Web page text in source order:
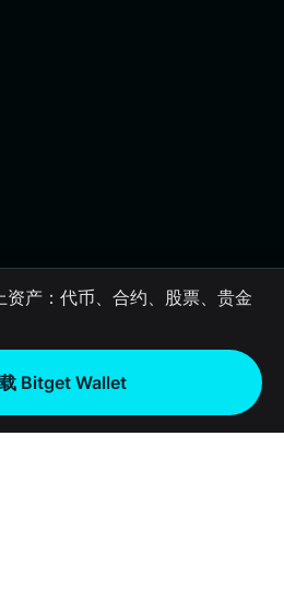
产：代币、合约、股票、贵金
Bitget Wallet